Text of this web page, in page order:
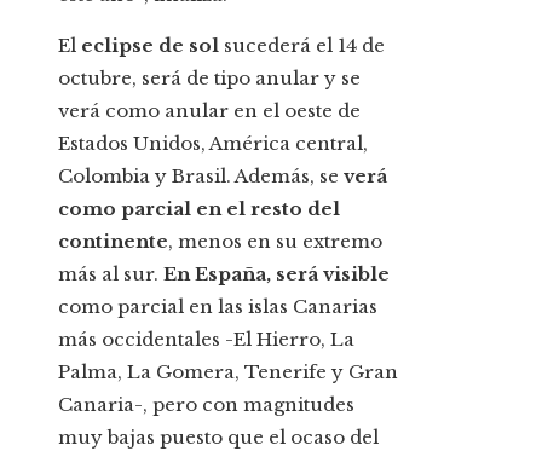
El eclipse de sol sucederá el 14 de
octubre, será de tipo anular y se
verá como anular en el oeste de
Estados Unidos, América central,
Colombia y Brasil. Además, se verá
como parcial en el resto del
continente, menos en su extremo
más al sur. En España, será visible
como parcial en las islas Canarias
más occidentales -El Hierro, La
Palma, La Gomera, Tenerife y Gran
Canaria-, pero con magnitudes
muy bajas puesto que el ocaso del